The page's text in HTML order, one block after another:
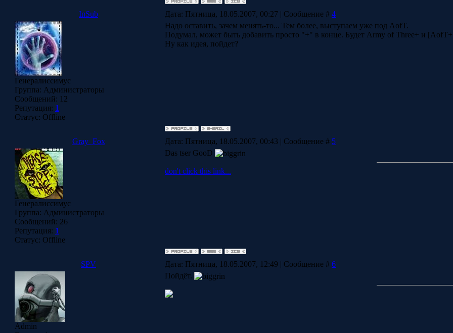
InSub Дата: Пятница, 18.05.2007, 00:27 | Сообщение # 4
Генералиссимус
Группа: Администраторы
Сообщений: 12
Репутация: 1
Статус: Offline
Надо оставить, зачем менять-то... Тем более, выступаем уже под AofT.
Подумал, может быть добавить просто "+" в конце. Будет Army of Three+ и
Ну как идея, пойдет?
Gray_Fox Дата: Пятница, 18.05.2007, 00:43 | Сообщение # 5
Генералиссимус
Группа: Администраторы
Сообщений: 26
Репутация: 1
Статус: Offline
Das tser GooD
don't click this link...
SPV Дата: Пятница, 18.05.2007, 12:49 | Сообщение # 6
Admin
Пойдёт.